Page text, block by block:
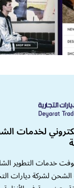
لخدمات
خدمات التطوير
لشركة ديارات